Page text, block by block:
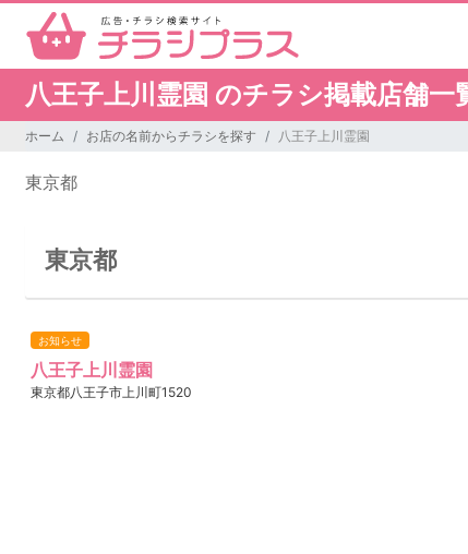
八王子上川霊園 のチラシ掲載店舗一
ホーム お店の名前からチラシを探す 八王子上川霊園
東京都
東京都
お知らせ
八王子上川霊園
東京都八王子市上川町1520